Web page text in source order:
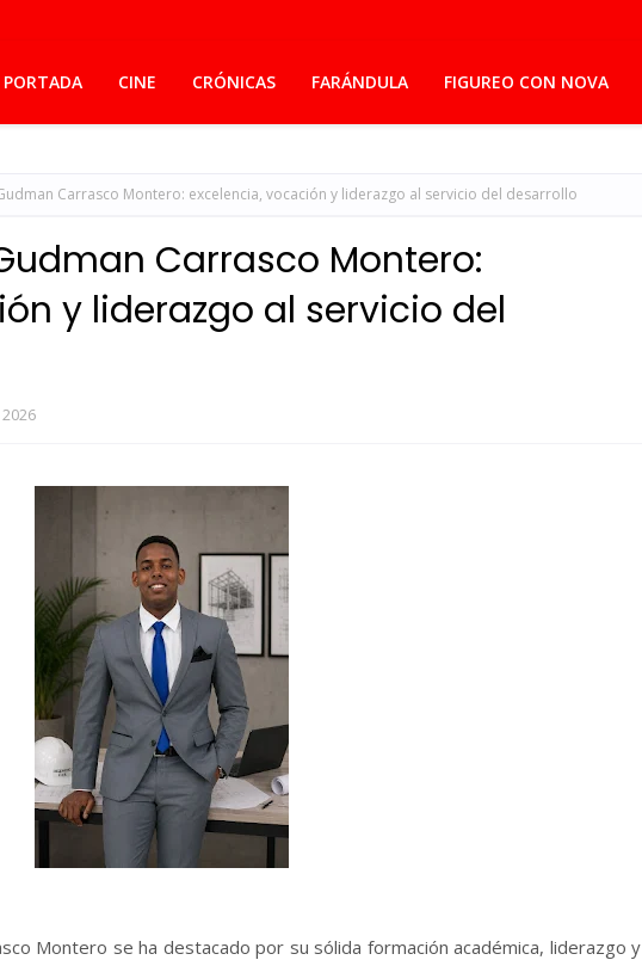
PORTADA CINE CRÓNICAS FARÁNDULA FIGUREO CON NOVA
Carrasco Montero: excelencia, vocación y liderazgo al servicio del desarrollo
Carrasco Montero:
y liderazgo al servicio del
Montero se ha destacado por su sólida formación académica, liderazgo y